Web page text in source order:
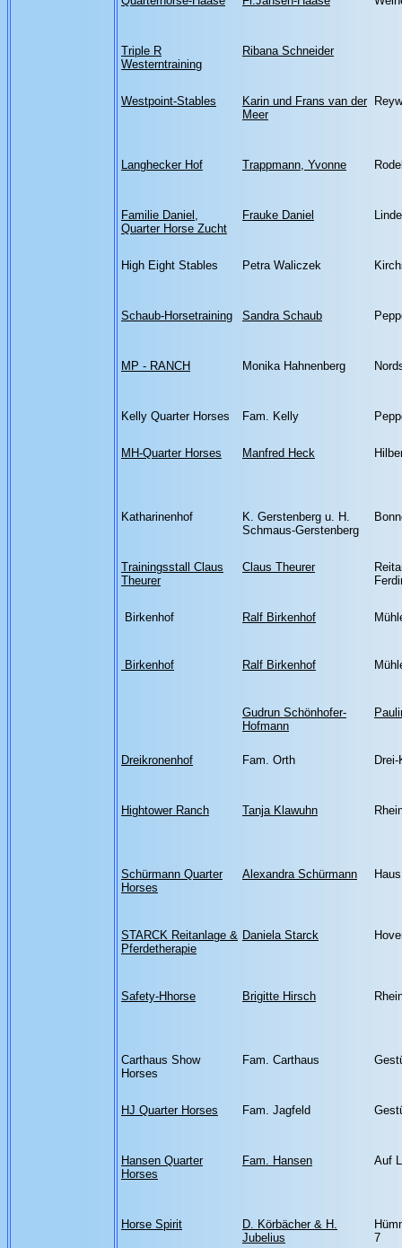
Triple R
Westerntraining
Ribana Schneider
Westpoint-Stables
Karin und Frans van der
Meer
Langhecker Hof Trappmann, Yvonne
Familie Daniel,
Quarter Horse Zucht
Frauke Daniel
High Eight Stables Petra Waliczek
Schaub-Horsetraining Sandra Schaub
MP - RANCH Monika Hahnenberg
Kelly Quarter Horses Fam. Kelly
MH-Quarter Horses Manfred Heck
Katharinenhof
K. Gerstenberg u. H.
Schmaus-Gerstenberg
Trainingsstall Claus
Theurer
Claus Theurer
Birkenhof Ralf Birkenhof
Birkenhof Ralf Birkenhof
Gudrun Schönhofer-
Hofmann
Dreikronenhof Fam. Orth
Hightower Ranch Tanja Klawuhn
Schürmann Quarter
Horses
Alexandra Schürmann
STARCK Reitanlage &
Pferdetherapie
Daniela Starck
Safety-Hhorse Brigitte Hirsch
Carthaus Show
Horses
Fam. Carthaus
HJ Quarter Horses Fam. Jagfeld
Hansen Quarter
Horses
Fam. Hansen Auf
Horse Spirit
D. Körbächer & H.
Jubelius
7